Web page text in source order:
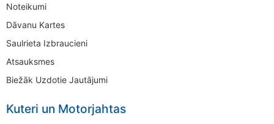
Noteikumi
Dāvanu Kartes
Saulrieta Izbraucieni
Atsauksmes
Biežāk Uzdotie Jautājumi
Kuteri un Motorjahtas